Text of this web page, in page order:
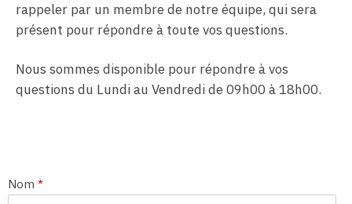
rappeler par un membre de notre équipe, qui sera
présent pour répondre à toute vos questions.
Nous sommes disponible pour répondre à vos
questions du Lundi au Vendredi de 09h00 à 18h00.
Nom *